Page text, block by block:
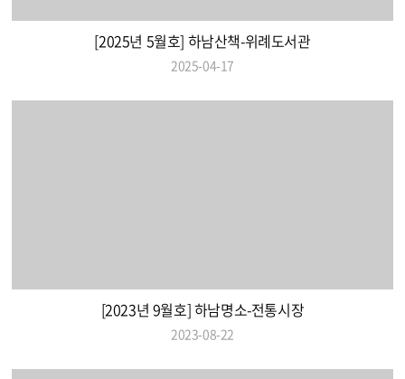
[2025년 5월호] 하남산책-위례도서관
2025-04-17
[2023년 9월호] 하남명소-전통시장
2023-08-22